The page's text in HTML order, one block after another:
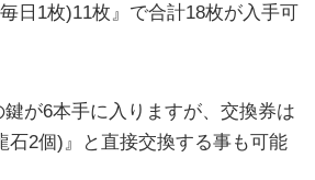
日1枚)11枚』で合計18枚が入手可
が6本手に入りますが、交換券は
石2個)』と直接交換する事も可能